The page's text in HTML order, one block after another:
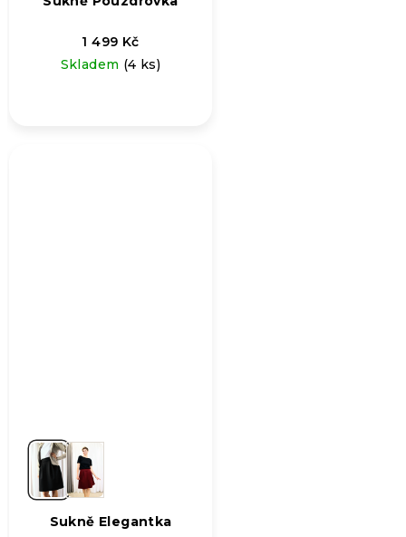
1 499 Kč
Skladem (4 ks)
Sukně Elegantka